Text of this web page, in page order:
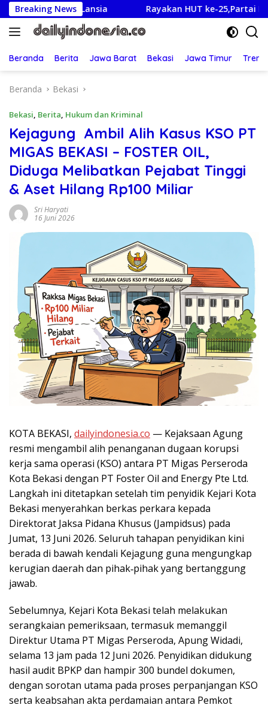
Langsung
ke
konten
Breaking News
Lansia Rayakan HUT ke-25,Partai Demokrat
Beranda Berita Jawa Barat Bekasi Jawa Timur
Beranda Bekasi
Bekasi, Berita, Hukum dan Kriminal
Kejagung Ambil Alih Kasus KSO PT
MIGAS BEKASI – FOSTER OIL,
Diduga Melibatkan Pejabat Tinggi
& Aset Hilang Rp100 Miliar
Sri Haryati
16 Juni 2026
KOTA BEKASI, dailyindonesia.co — Kejaksaan Agung
resmi mengambil alih penanganan dugaan korupsi
kerja sama operasi (KSO) antara PT Migas Perseroda
Kota Bekasi dengan PT Foster Oil and Energy Pte Ltd.
Langkah ini ditetapkan setelah tim penyidik Kejari Kota
Bekasi menyerahkan berkas perkara kepada
Direktorat Jaksa Pidana Khusus (Jampidsus) pada
Jumat, 13 Juni 2026. Seluruh tahapan penyidikan kini
berada di bawah kendali Kejagung guna mengungkap
kerugian daerah dan pihak‑pihak yang bertanggung
jawab.
Sebelumnya, Kejari Kota Bekasi telah melakukan
serangkaian pemeriksaan, termasuk memanggil
Direktur Utama PT Migas Perseroda, Apung Widadi,
selama 13 jam pada 12 Juni 2026. Penyidikan didukung
hasil audit BPKP dan hampir 300 bundel dokumen,
dengan sorotan utama pada proses perpanjangan KSO
serta keabsahan akta perdamaian antara Pemkot